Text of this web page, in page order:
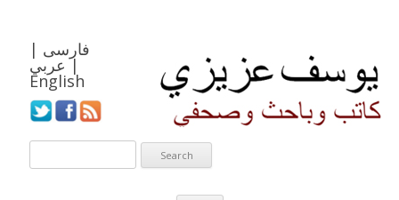
فارسی |
عربي |
English
Skip to content